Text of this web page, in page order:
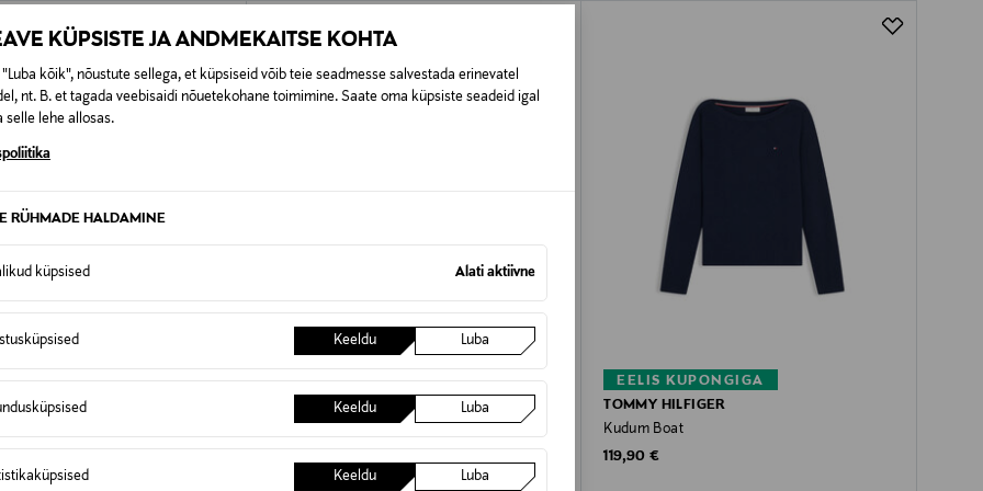
KÜPSISTE JA ANDMEKAITSE KOHTA
"Luba kõik", nõustute sellega, et küpsiseid võib teie seadmesse salvestada erinevatel
nt. B. et tagada veebisaidi nõuetekohane toimimine. Saate oma küpsiste seadeid igal
selle lehe allosas.
RÜHMADE HALDAMINE
küpsised Alati aktiivne
Keeldu Luba
Keeldu Luba
Keeldu Luba
EELIS KUPONGIGA
TOMMY HILFIGER
EELIS KUPONGIGA
TOMMY HILFIGER
Kudum Boat
Original Price
119,90 €